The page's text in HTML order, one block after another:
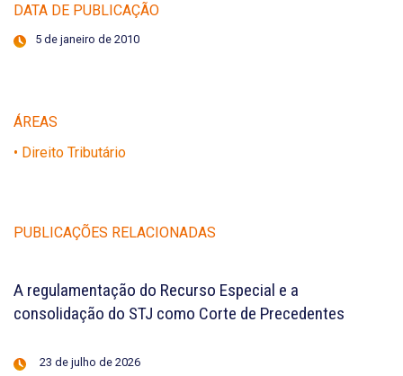
DATA DE PUBLICAÇÃO
5 de janeiro de 2010
ÁREAS
• Direito Tributário
PUBLICAÇÕES RELACIONADAS
A regulamentação do Recurso Especial e a
consolidação do STJ como Corte de Precedentes
23 de julho de 2026